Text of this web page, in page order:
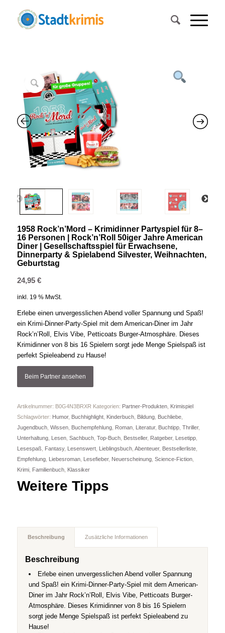
1958 Rock’n’Mord – Krimidinner Partyspiel für 8–
16 Personen | Rock’n’Roll 50iger Jahre American
Diner | Gesellschaftsspiel für Erwachsene,
Dinnerparty & Spielabend Silvester, Weihnachten,
Geburtstag
24,95 €
inkl. 19 % MwSt.
Erlebe einen unvergesslichen Abend voller Spannung und Spaß!
ein Krimi-Dinner-Party-Spiel mit dem American-Diner im Jahr
Rock’n’Roll, Elvis Vibe, Petticoats Burger-Atmosphäre. Dieses
Krimidinner von 8 bis 16 Spielern sorgt jede Menge Spielspaß ist
perfekt Spieleabend zu Hause!
Beim Partner ansehen
Artikelnummer: B0G4N3BRXR Kategorien: Partner-Produkten, Krimispiel
Schlagwörter: Humor, Buchhighlight, Kinderbuch, Bildung, Buchliebe,
Jugendbuch, Wissen, Buchempfehlung, Roman, Literatur, Buchtipp, Thriller,
Unterhaltung, Lesen, Sachbuch, Top-Buch, Bestseller, Ratgeber, Lesetipp,
Lesespaß, Fantasy, Lesenswert, Lieblingsbuch, Abenteuer, Bestsellerliste,
Empfehlung, Liebesroman, Lesefieber, Neuerscheinung, Science-Fiction,
Krimi, Familienbuch, Klassiker
Weitere Tipps
Beschreibung Zusätzliche Informationen
Beschreibung
Erlebe einen unvergesslichen Abend voller Spannung
und Spaß! ein Krimi-Dinner-Party-Spiel mit dem American-
Diner im Jahr Rock’n’Roll, Elvis Vibe, Petticoats Burger-
Atmosphäre. Dieses Krimidinner von 8 bis 16 Spielern
sorgt jede Menge Spielspaß ist perfekt Spieleabend zu
Hause!